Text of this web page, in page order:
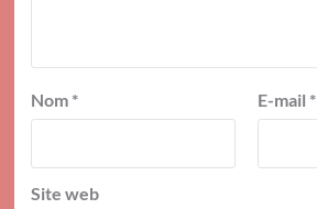
Nom * E-mail *
Site web